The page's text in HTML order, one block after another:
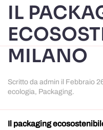
IL
MILANO
Scritto da admin il Febbraio
ecologia, Packaging.
Il packaging